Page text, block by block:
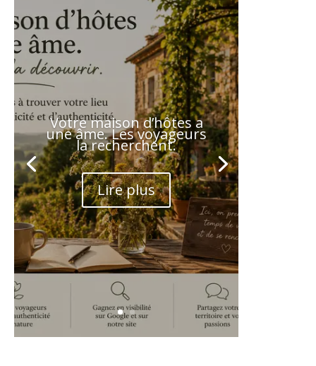
Votre maison d’hôtes a
une âme. Les voyageurs
la recherchent.
Lire plus